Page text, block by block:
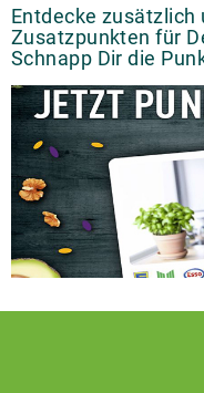
Entdecke
Zusatzpunkten für
Schnapp Dir die